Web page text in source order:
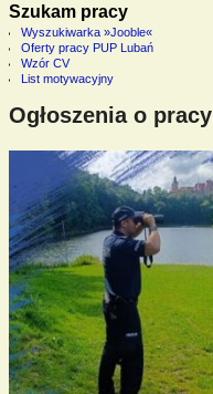
Szukam pracy
Wyszukiwarka »Jooble«
Oferty pracy PUP Lubań
Wzór CV
List motywacyjny
Ogłoszenia o pracy